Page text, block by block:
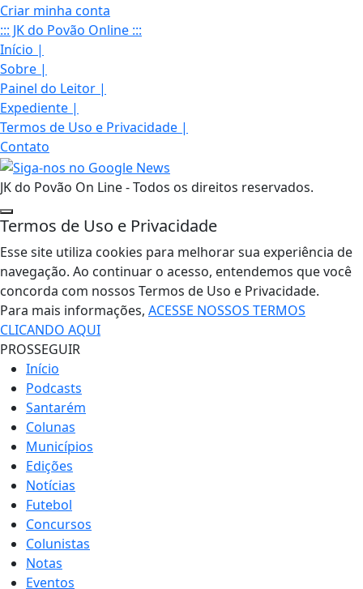
Criar minha conta
::: JK do Povão Online :::
Início |
Sobre |
Painel do Leitor |
Expediente |
Termos de Uso e Privacidade |
Contato
JK do Povão On Line - Todos os direitos reservados.
Termos de Uso e Privacidade
Esse site utiliza cookies para melhorar sua experiência de
navegação. Ao continuar o acesso, entendemos que você
concorda com nossos Termos de Uso e Privacidade.
Para mais informações, ACESSE NOSSOS TERMOS
CLICANDO AQUI
PROSSEGUIR
Início
Podcasts
Santarém
Colunas
Municípios
Edições
Notícias
Futebol
Concursos
Colunistas
Notas
Eventos